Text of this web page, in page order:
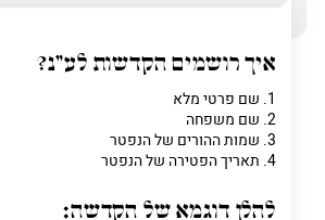
איך רושמים הקדשות לע"נ?
1. שם פרטי מלא
2. שם משפחה
3. שמות ההורים של הנפטר
4. תאריך הפטירה של הנפטר
להלן דוגמא של הקדשה: